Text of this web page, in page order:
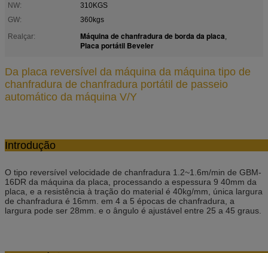
NW:
310KGS
GW:
360kgs
Realçar:
Máquina de chanfradura de borda da placa,
Placa portátil Beveler
Da placa reversível da máquina da máquina tipo de
chanfradura de chanfradura portátil de passeio
automático da máquina V/Y
O tipo reversível velocidade de chanfradura 1.2~1.6m/min de GBM-
16DR da máquina da placa, processando a espessura 9 40mm da
placa, e a resistência à tração do material é 40kg/mm, única largura
de chanfradura é 16mm. em 4 a 5 épocas de chanfradura, a
largura pode ser 28mm. e o ângulo é ajustável entre 25 a 45 graus.